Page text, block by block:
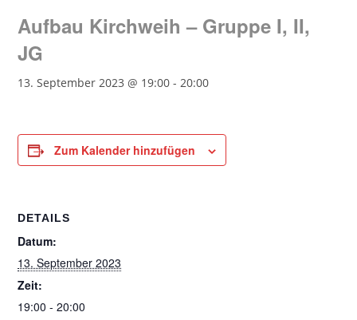
Aufbau Kirchweih – Gruppe I, II,
JG
13. September 2023 @ 19:00 -20:00
Zum Kalender hinzufügen
DETAILS
Datum:
13. September 2023
Zeit:
19:00 - 20:00